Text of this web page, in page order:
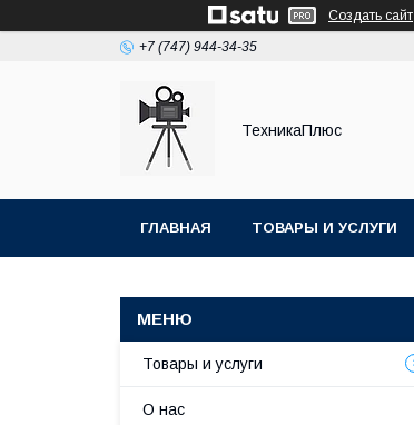
Создать сайт
+7 (747) 944-34-35
ТехникаПлюс
ГЛАВНАЯ ТОВАРЫ И УСЛУГИ
Товары и услуги
О нас